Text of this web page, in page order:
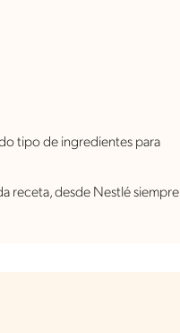
tipo de ingredientes para
receta, desde Nestlé siempre